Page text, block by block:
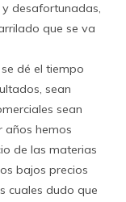
desafortunadas,
que se va
dé el tiempo
sean
sean
años hemos
de las materias
bajos precios
cuales dudo que